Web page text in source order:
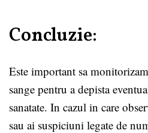
Concluzie:
Este important sa
sange pentru a depista
sanatate. In cazul in care
sau ai suspiciuni legate de